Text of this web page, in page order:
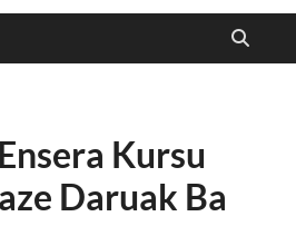
Kursu
Daruak Ba